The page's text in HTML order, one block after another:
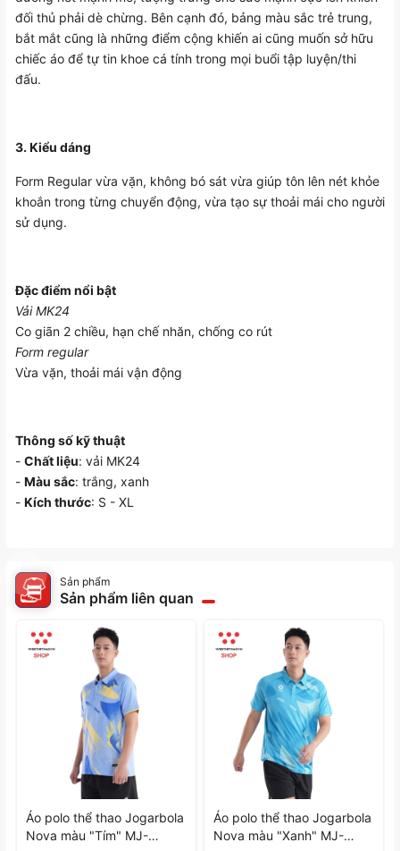
đối thủ phải dè chừng. Bên cạnh đó, bảng màu sắc trẻ trung,
bắt mắt cũng là những điểm cộng khiến ai cũng muốn sở hữu
chiếc áo để tự tin khoe cá tính trong mọi buổi tập luyện/thi
đấu.
3. Kiểu dáng
Form Regular vừa vặn, không bó sát vừa giúp tôn lên nét khỏe
khoắn trong từng chuyển động, vừa tạo sự thoải mái cho người
sử dụng.
Đặc điểm nổi bật
Vải MK24
Co giãn 2 chiều, hạn chế nhăn, chống co rút
Form regular
Vừa vặn, thoải mái vận động
Thông số kỹ thuật
- Chất liệu: vải MK24
- Màu sắc: trắng, xanh
- Kích thước: S - XL
Sản phẩm
Sản phẩm liên quan
Áo polo thể thao Jogarbola
Nova màu "Tím" MJ-
Áo polo thể thao Jogarbola
Nova màu "Xanh" MJ-